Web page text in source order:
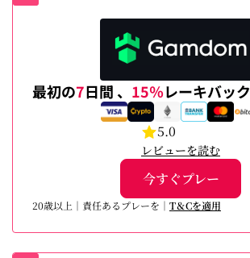
最初の7日間 、 15％レーキバック
5.0
レビューを読む
今すぐプレー
20歳以上｜責任あるプレーを｜ T＆Cを適用